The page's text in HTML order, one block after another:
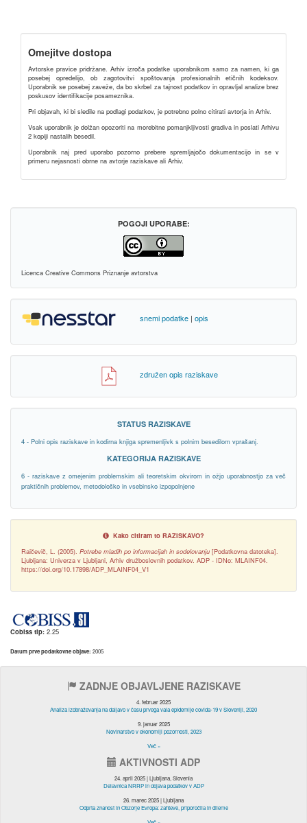
Omejitve dostopa
Avtorske pravice pridržane. Arhiv izroča podatke uporabnikom samo za namen, ki ga
posebej opredelijo, ob zagotovitvi spoštovanja profesionalnih etičnih kodeksov.
Uporabnik se posebej zaveže, da bo skrbel za tajnost podatkov in opravljal analize brez
poskusov identifikacije posameznika.
Pri objavah, ki bi sledile na podlagi podatkov, je potrebno polno citirati avtorja in Arhiv.
Vsak uporabnik je dolžan opozoriti na morebitne pomanjkljivosti gradiva in poslati Arhivu
2 kopiji nastalih besedil.
Uporabnik naj pred uporabo pozorno prebere spremljajočo dokumentacijo in se v
primeru nejasnosti obrne na avtorje raziskave ali Arhiv.
POGOJI UPORABE:
Licenca Creative Commons Priznanje avtorstva
snemi podatke |opis
združen opis raziskave
STATUS RAZISKAVE
4 - Polni opis raziskave in kodirna knjiga spremenljivk s polnim besedilom vprašanj.
KATEGORIJA RAZISKAVE
6 - raziskave z omejenim problemskim ali teoretskim okvirom in ožjo uporabnostjo za več
praktičnih problemov, metodološko in vsebinsko izpopolnjene
Kako citiram to RAZISKAVO?
Raičevič, L. (2005). Potrebe mladih po informacijah in sodelovanju [Podatkovna datoteka].
Ljubljana: Univerza v Ljubljani, Arhiv družboslovnih podatkov. ADP - IDNo: MLAINF04.
https://doi.org/10.17898/ADP_MLAINF04_V1
Cobiss tip: 2.25
Datum prve podatkovne objave: 2005
ZADNJE OBJAVLJENE RAZISKAVE
4. februar 2025
Analiza izobraževanja na daljavo v času prvega vala epidemije covida-19 v Sloveniji, 2020
9. januar 2025
Novinarstvo v ekonomiji pozornosti, 2023
Več »
AKTIVNOSTI ADP
24. april 2025 | Ljubljana, Slovenia
Delavnica NRRP in objava podatkov v ADP
26. marec 2025 | Ljubljana
Odprta znanost in Obzorje Evropa: zahteve, priporočila in dileme